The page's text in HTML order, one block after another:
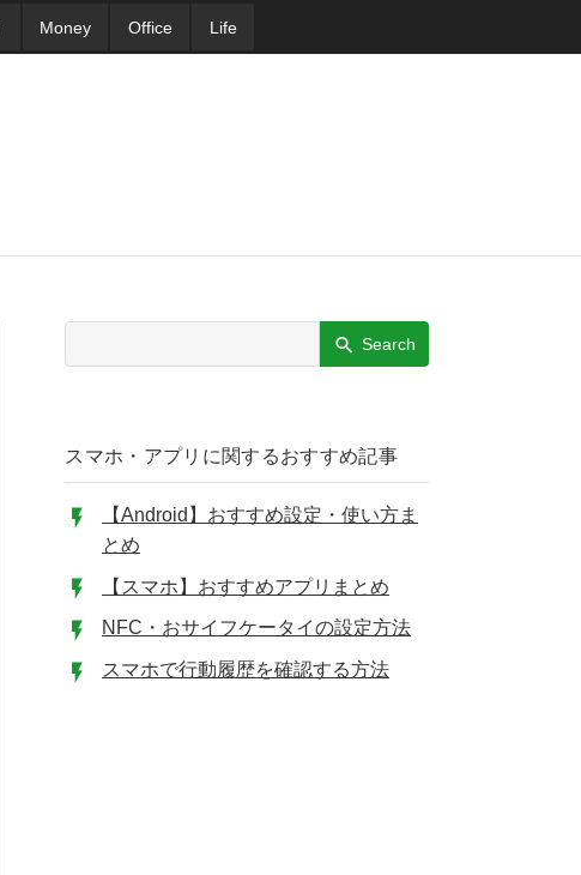
Money Office Life
Search
スマホ・アプリに関するおすすめ記事
【Android】おすすめ設定・使い方ま
とめ
【スマホ】おすすめアプリまとめ
NFC・おサイフケータイの設定方法
スマホで行動履歴を確認する方法